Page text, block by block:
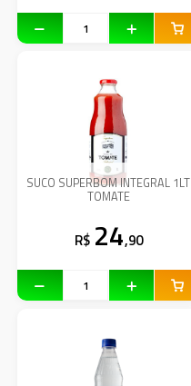
SUCO SUPERBOM INTEGRAL 1LT
TOMATE
R$ 24,90